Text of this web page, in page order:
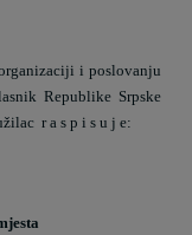
i poslovanju
Republike Srpske
r a s p i s u j e: